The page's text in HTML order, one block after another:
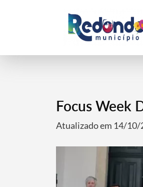
Focus Week
Atualizado em 14/10/